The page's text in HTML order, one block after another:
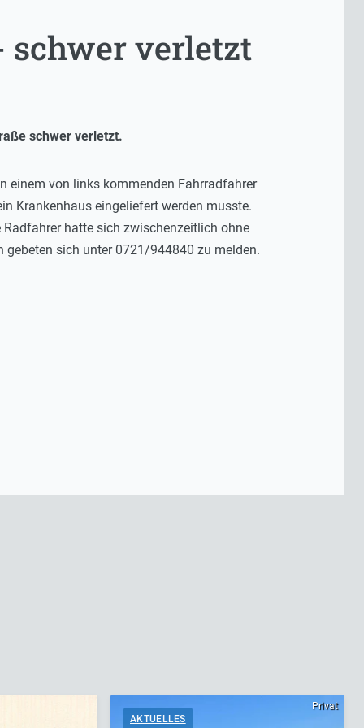
schwer verletzt
schwer verletzt.
einem von links kommenden Fahrradfahrer
Krankenhaus eingeliefert werden musste.
hatte sich zwischenzeitlich ohne
gebeten sich unter 0721/944840 zu melden.
Privat
AKTUELLES